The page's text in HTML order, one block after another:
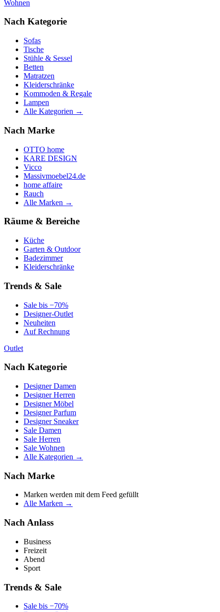
Wohnen
Nach Kategorie
Sofas
Tische
Stühle & Sessel
Betten
Matratzen
Kleiderschränke
Kommoden & Regale
Lampen
Alle Kategorien →
Nach Marke
OTTO home
KARE DESIGN
Vicco
Massivmoebel24.de
home affaire
Rauch
Alle Marken →
Räume & Bereiche
Küche
Garten & Outdoor
Badezimmer
Kleiderschränke
Trends & Sale
Sale bis −70%
Designer-Outlet
Neuheiten
Auf Rechnung
Outlet
Nach Kategorie
Designer Damen
Designer Herren
Designer Möbel
Designer Parfum
Designer Sneaker
Sale Damen
Sale Herren
Sale Wohnen
Alle Kategorien →
Nach Marke
Marken werden mit dem Feed gefüllt
Alle Marken →
Nach Anlass
Business
Freizeit
Abend
Sport
Trends & Sale
Sale bis −70%